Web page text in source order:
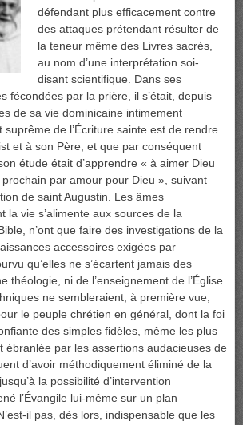
défendant plus efficacement contre
des attaques prétendant résulter de
la teneur même des Livres sacrés,
au nom d’une interprétation soi-
disant scientifique. Dans ses
fécondées par la prière, il s’était, depuis
de sa vie dominicaine intimement
suprême de l’Écriture sainte est de rendre
et à son Père, et que par conséquent
étude était d’apprendre « à aimer Dieu
par amour pour Dieu », suivant
de saint Augustin. Les âmes
la vie s’alimente aux sources de la
n’ont que faire des investigations de la
accessoires exigées par
qu’elles ne s’écartent jamais des
théologie, ni de l’enseignement de l’Église.
ne sembleraient, à première vue,
le peuple chrétien en général, dont la foi
des simples fidèles, même les plus
ébranlée par les assertions audacieuses de
d’avoir méthodiquement éliminé de la
la possibilité d’intervention
l’Évangile lui-même sur un plan
il pas, dès lors, indispensable que les